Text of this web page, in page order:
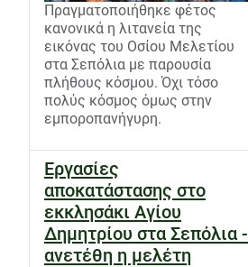
Πραγματοποιήθηκε φέτος
κανονικά η λιτανεία της
εικόνας του Οσίου Μελετίου
στα Σεπόλια με παρουσία
πλήθους κόσμου. Όχι τόσο
πολύς κόσμος όμως στην
εμποροπανήγυρη.
Εργασίες
αποκατάστασης στο
εκκλησάκι Αγίου
Δημητρίου στα Σεπόλια -
ανετέθη η μελέτη